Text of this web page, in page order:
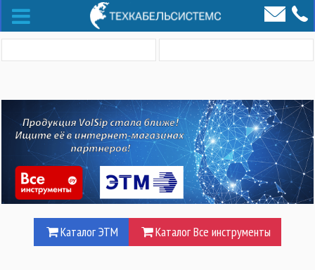
Каталог ЭТМ Каталог Все инструменты